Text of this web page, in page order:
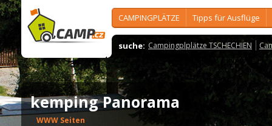
CAMPINGPLÄTZE Tipps für Ausflüge
suche: Campingplplätze TSCHECHIEN
kemping Panorama
WWW Seiten